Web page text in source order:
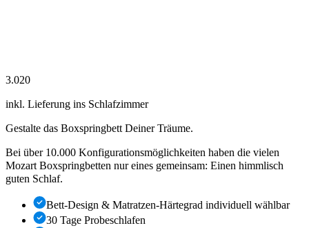
3.020
inkl. Lieferung ins Schlafzimmer
Gestalte das Boxspringbett Deiner Träume.
Bei über 10.000 Konfigurationsmöglichkeiten haben die vielen
Mozart Boxspringbetten nur eines gemeinsam: Einen himmlisch
guten Schlaf.
Bett-Design & Matratzen-Härtegrad individuell wählbar
30 Tage Probeschlafen